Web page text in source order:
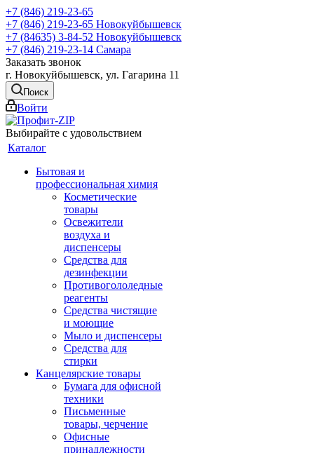
+7 (846) 219-23-65
+7 (846) 219-23-65 Новокуйбышевск
+7 (84635) 3-84-52 Новокуйбышевск
+7 (846) 219-23-14 Самара
Заказать звонок
г. Новокуйбышевск, ул. Гагарина 11
Поиск
Войти
Выбирайте с удовольствием
Каталог
Бытовая и
профессиональная химия
Косметические
товары
Освежители
воздуха и
диспенсеры
Средства для
дезинфекции
Противогололедные
реагенты
Средства чистящие
и моющие
Мыло и диспенсеры
Средства для
стирки
Канцелярские товары
Бумага для офисной
техники
Письменные
товары, черчение
Офисные
принадлежности